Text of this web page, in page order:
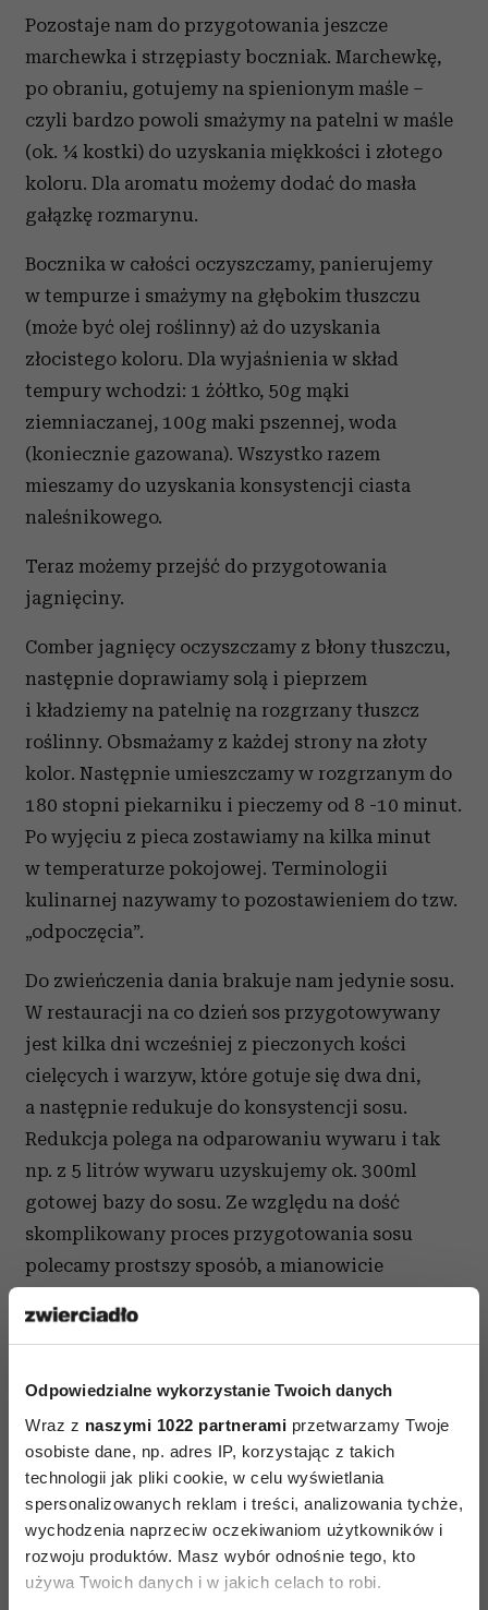
Odpowiedzialne wykorzystanie Twoich danych
Wraz z naszymi 1022 partnerami przetwarzamy Twoje
osobiste dane, np. adres IP, korzystając z takich
technologii jak pliki cookie, w celu wyświetlania
spersonalizowanych reklam i treści, analizowania tychże,
wychodzenia naprzeciw oczekiwaniom użytkowników i
rozwoju produktów. Masz wybór odnośnie tego, kto
używa Twoich danych i w jakich celach to robi.
Pozostaje nam do przygotowania jeszcze
marchewka i strzępiasty boczniak. Marchewkę,
po obraniu, gotujemy na spienionym maśle –
czyli bardzo powoli smażymy na patelni w maśle
(ok. ¼ kostki) do uzyskania miękkości i złotego
koloru. Dla aromatu możemy dodać do masła
gałązkę rozmarynu.
Bocznika w całości oczyszczamy, panierujemy
w tempurze i smażymy na głębokim tłuszczu
(może być olej roślinny) aż do uzyskania
złocistego koloru. Dla wyjaśnienia w skład
tempury wchodzi: 1 żółtko, 50g mąki
ziemniaczanej, 100g maki pszennej, woda
(koniecznie gazowana). Wszystko razem
mieszamy do uzyskania konsystencji ciasta
naleśnikowego.
Teraz możemy przejść do przygotowania
jagnięciny.
Comber jagnięcy oczyszczamy z błony tłuszczu,
następnie doprawiamy solą i pieprzem
i kładziemy na patelnię na rozgrzany tłuszcz
roślinny. Obsmażamy z każdej strony na złoty
kolor. Następnie umieszczamy w rozgrzanym do
180 stopni piekarniku i pieczemy od 8 -10 minut.
Po wyjęciu z pieca zostawiamy na kilka minut
w temperaturze pokojowej. Terminologii
kulinarnej nazywamy to pozostawieniem do tzw.
„odpoczęcia”.
Do zwieńczenia dania brakuje nam jedynie sosu.
W restauracji na co dzień sos przygotowywany
jest kilka dni wcześniej z pieczonych kości
cielęcych i warzyw, które gotuje się dwa dni,
a następnie redukuje do konsystencji sosu.
Redukcja polega na odparowaniu wywaru i tak
np. z 5 litrów wywaru uzyskujemy ok. 300ml
gotowej bazy do sosu. Ze względu na dość
skomplikowany proces przygotowania sosu
polecamy prostszy sposób, a mianowicie
(dostępnego w każdym sklepie). Żeby podnieść
odparowujemy wino Madera i łączymy z sosem.
Gotowe danie należy jeszcze w odpowiedni
sposób wyeksponować. To wcale nie takie proste
zadanie – natomiast na pewno wymaga dużej
kreatywności. W Amber Room robimy to właśnie
w ten sposób jak na zdjęciu.